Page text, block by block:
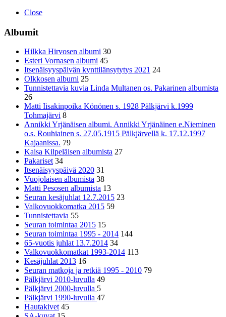
Close
Albumit
Hilkka Hirvosen albumi 30
Esteri Vornasen albumi 45
Itsenäisyyspäivän kynttilänsytytys 2021 24
Olkkosen albumi 25
Tunnistettavia kuvia Linda Multanen os. Pakarinen albumista
26
Matti Iisakinpoika Könönen s. 1928 Pälkjärvi k.1999
Tohmajärvi 8
Annikki Yrjänäisen albumi. Annikki Yrjänäinen e.Nieminen
o.s. Rouhiainen s. 27.05.1915 Pälkjärvellä k. 17.12.1997
Kajaanissa. 79
Kaisa Kilpeläisen albumista 27
Pakariset 34
Itsenäisyyspäivä 2020 31
Vuojolaisen albumista 38
Matti Pesosen albumista 13
Seuran kesäjuhlat 12.7.2015 23
Valkovuokkomatka 2015 59
Tunnistettavia 55
Seuran toimintaa 2015 15
Seuran toimintaa 1995 - 2014 144
65-vuotis juhlat 13.7.2014 34
Valkovuokkomatkat 1993-2014 113
Kesäjuhlat 2013 16
Seuran matkoja ja retkiä 1995 - 2010 79
Pälkjärvi 2010-luvulla 49
Pälkjärvi 2000-luvulla 5
Pälkjärvi 1990-luvulla 47
Hautakivet 45